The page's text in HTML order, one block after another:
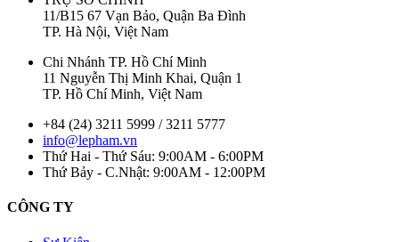
11/B15 67 Vạn Bảo, Quận Ba Đình
TP. Hà Nội, Việt Nam
Chi Nhánh TP. Hồ Chí Minh
11 Nguyễn Thị Minh Khai, Quận 1
TP. Hồ Chí Minh, Việt Nam
+84 (24) 3211 5999 / 3211 5777
info@lepham.vn
Thứ Hai - Thứ Sáu: 9:00AM - 6:00PM
Thứ Bảy - C.Nhật: 9:00AM - 12:00PM
CÔNG TY